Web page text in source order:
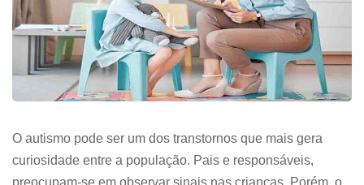
O autismo pode ser um dos transtornos que mais gera
curiosidade entre a população. Pais e responsáveis,